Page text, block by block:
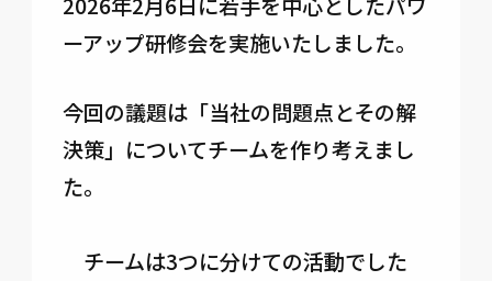
ーアップ研修会を実施いたしました。
今回の議題は「当社の問題点とその解
決策」についてチームを作り考えまし
た。
チームは3つに分けての活動でした